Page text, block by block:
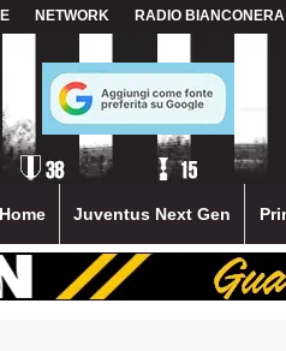
NETWORK RADIO BIANCONERA
Home Juventus Next Gen